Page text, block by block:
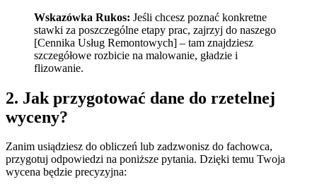
Wskazówka Rukos: Jeśli chcesz poznać konkretne
stawki za poszczególne etapy prac, zajrzyj do naszego
[Cennika Usług Remontowych] – tam znajdziesz
szczegółowe rozbicie na malowanie, gładzie i
flizowanie.
2. Jak przygotować dane do rzetelnej
wyceny?
Zanim usiądziesz do obliczeń lub zadzwonisz do fachowca,
przygotuj odpowiedzi na poniższe pytania. Dzięki temu Twoja
wycena będzie precyzyjna: